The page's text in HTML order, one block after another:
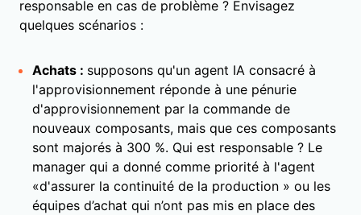
responsable en cas de problème ? Envisagez
quelques scénarios :
Achats : supposons qu'un agent IA consacré à
l'approvisionnement réponde à une pénurie
d'approvisionnement par la commande de
nouveaux composants, mais que ces composants
sont majorés à 300 %. Qui est responsable ? Le
manager qui a donné comme priorité à l'agent
«d'assurer la continuité de la production » ou les
équipes d’achat qui n’ont pas mis en place des